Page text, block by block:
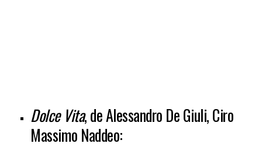
Dolce Vita, de Alessandro De Giuli, Ciro
Massimo Naddeo: